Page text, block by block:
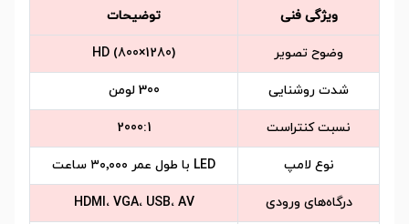
ویژگی فنی توضیحات
وضوح تصویر HD (800×1280)
شدت روشنایی 300 لومن
نسبت کنتراست 2000:1
نوع لامپ LED با طول عمر ۳۰٬۰۰۰ ساعت
درگاه‌های ورودی HDMI، VGA، USB، AV